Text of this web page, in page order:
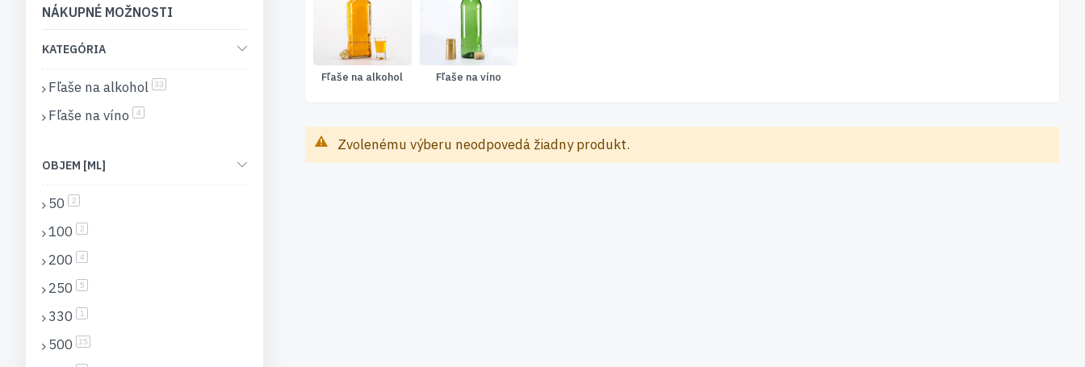
Fľaše na alkohol Fľaše na víno
Zvolenému výberu neodpovedá žiadny produkt.
NÁKUPNÉ MOŽNOSTI
KATEGÓRIA
Fľaše na alkohol 33
Fľaše na víno 4
OBJEM [ML]
50 2položky
100 2položky
200 4
250 5položky
330 1
500 15